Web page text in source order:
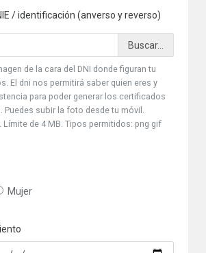
/ identificación (anverso y reverso)
de la cara del DNI donde figuran tu
El dni nos permitirá saber quien eres y
para poder generar los certificados
subir la foto desde tu móvil.
Límite de 4 MB. Tipos permitidos: png gif
Mujer